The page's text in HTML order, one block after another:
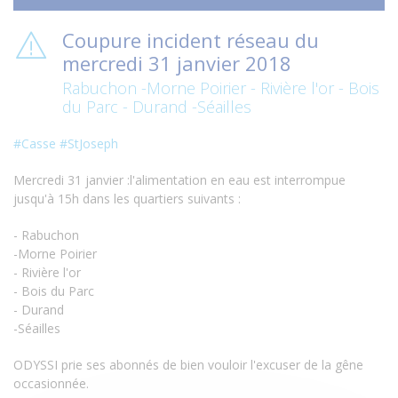
Coupure incident réseau du
mercredi 31 janvier 2018
Rabuchon -Morne Poirier - Rivière l'or - Bois
du Parc - Durand -Séailles
#Casse #StJoseph
Mercredi 31 janvier :l'alimentation en eau est interrompue
jusqu'à 15h dans les quartiers suivants :
- Rabuchon
-Morne Poirier
- Rivière l'or
- Bois du Parc
- Durand
-Séailles
ODYSSI prie ses abonnés de bien vouloir l'excuser de la gêne
occasionnée.